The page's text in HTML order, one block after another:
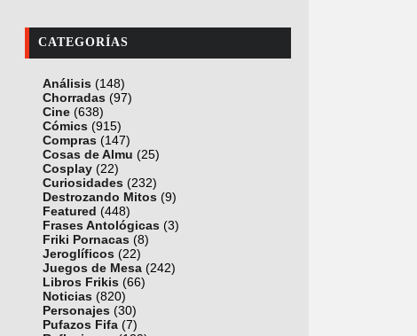
CATEGORÍAS
Análisis (148)
Chorradas (97)
Cine (638)
Cómics (915)
Compras (147)
Cosas de Almu (25)
Cosplay (22)
Curiosidades (232)
Destrozando Mitos (9)
Featured (448)
Frases Antológicas (3)
Friki Pornacas (8)
Jeroglíficos (22)
Juegos de Mesa (242)
Libros Frikis (66)
Noticias (820)
Personajes (30)
Pufazos Fifa (7)